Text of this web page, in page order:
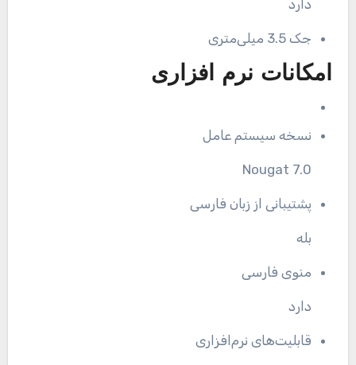
دارد
جک 3.5 میلی‌متری
امکانات نرم افزاری
نسخه سیستم عامل
Nougat 7.0
پشتیبانی از زبان فارسی
بله
منوی فارسی
دارد
قابلیت‌های نرم‌افزاری